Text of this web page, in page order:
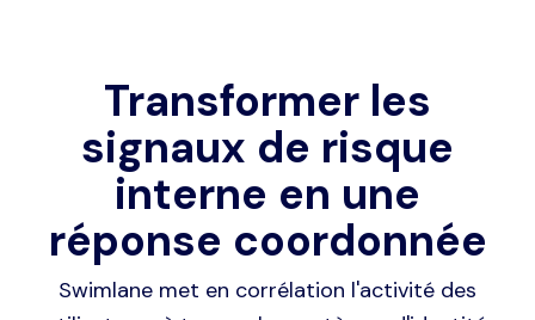
Transformer les
signaux de risque
interne en une
réponse coordonnée